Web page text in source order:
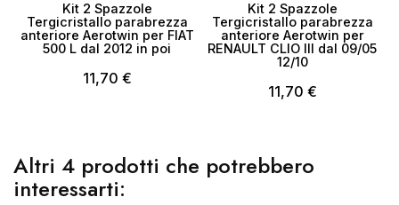
Kit 2 Spazzole
Tergicristallo parabrezza
anteriore Aerotwin per FIAT
500 L dal 2012 in poi
11,70 €
Kit 2 Spazzole
Tergicristallo parabrezza
anteriore Aerotwin per
RENAULT CLIO III dal 09/05
12/10
11,70 €
Altri 4 prodotti che potrebbero
interessarti: